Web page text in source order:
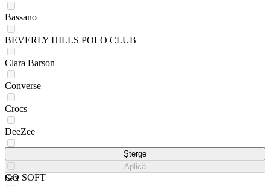
Bassano
BEVERLY HILLS POLO CLUB
Clara Barson
Converse
Crocs
DeeZee
GO SOFT
Șterge
Aplică
Sex